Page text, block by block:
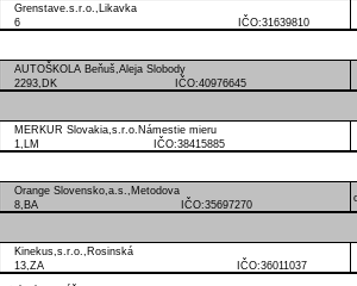
Grenstave.s.r.o.,Likavka
6 IČO:31639810
AUTOŠKOLA Beňuš,Aleja Slobody
2293,DK IČO:40976645
MERKUR Slovakia,s.r.o.Námestie mieru
1,LM IČO:38415885
Orange Slovensko,a.s.,Metodova
8,BA IČO:35697270
Kinekus,s.r.o.,Rosinská
13,ZA IČO:36011037